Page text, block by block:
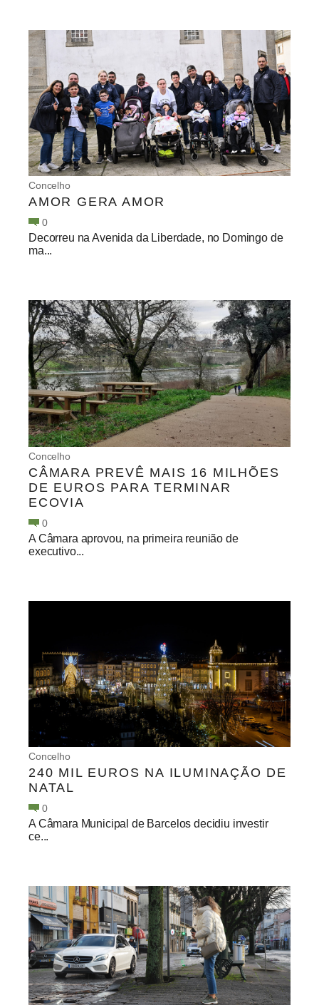
Concelho
AMOR GERA AMOR
0
Decorreu na Avenida da Liberdade, no Domingo de
ma...
Concelho
CÂMARA PREVÊ MAIS 16 MILHÕES
DE EUROS PARA TERMINAR
ECOVIA
0
A Câmara aprovou, na primeira reunião de
executivo...
Concelho
240 MIL EUROS NA ILUMINAÇÃO DE
NATAL
0
A Câmara Municipal de Barcelos decidiu investir
ce...